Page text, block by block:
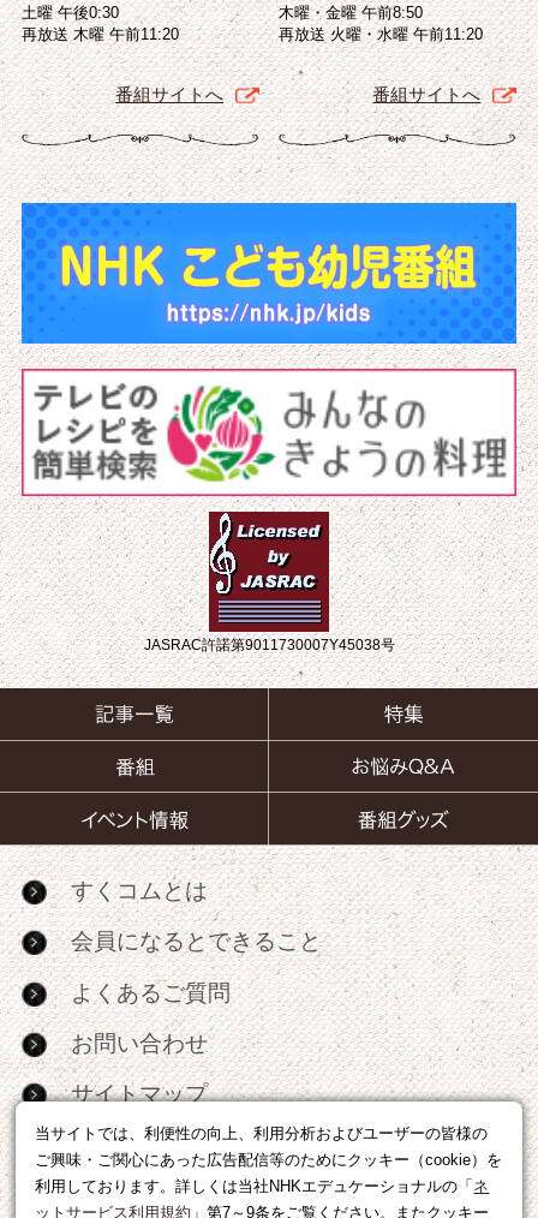
当サイトでは、利便性の向上、利用分析およびユーザーの皆様の
ご興味・ご関心にあった広告配信等のためにクッキー（cookie）を
利用しております。詳しくは当社NHKエデュケーショナルの「 ネ
ットサービス利用規約 」第7～9条をご覧ください。またクッキー
土曜 午後0:30
再放送 木曜 午前11:20
番組サイトへ
木曜・金曜 午前8:50
再放送 火曜・水曜 午前11:20
番組サイトへ
JASRAC許諾第9011730007Y45038号
すくコムとは
会員になるとできること
よくあるご質問
お問い合わせ
サイトマップ
RSS
広告出稿・パートナーシップについて